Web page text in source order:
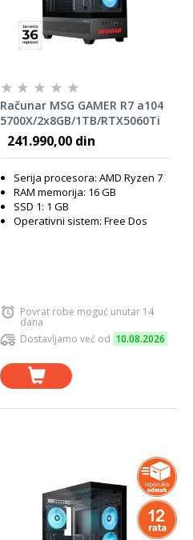
Računar MSG GAMER R7 a104
5700X/2x8GB/1TB/RTX5060Ti
16GB
241.990,00 din
Serija procesora: AMD Ryzen 7
RAM memorija: 16 GB
SSD 1: 1 GB
Operativni sistem: Free Dos
Povrat robe moguć unutar 14
dana
Dostavljamo već od 10.08.2026